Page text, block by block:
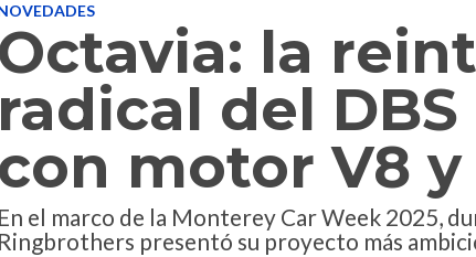
Octavia: la
radical del
con motor V8 y
En el marco de la Monterey Car Week 2025,
Ringbrothers presentó su proyecto más